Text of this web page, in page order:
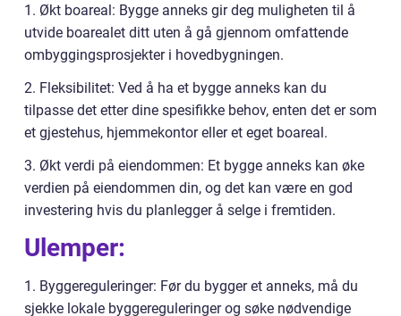
1. Økt boareal: Bygge anneks gir deg muligheten til å
utvide boarealet ditt uten å gå gjennom omfattende
ombyggingsprosjekter i hovedbygningen.
2. Fleksibilitet: Ved å ha et bygge anneks kan du
tilpasse det etter dine spesifikke behov, enten det er som
et gjestehus, hjemmekontor eller et eget boareal.
3. Økt verdi på eiendommen: Et bygge anneks kan øke
verdien på eiendommen din, og det kan være en god
investering hvis du planlegger å selge i fremtiden.
Ulemper:
1. Byggereguleringer: Før du bygger et anneks, må du
sjekke lokale byggereguleringer og søke nødvendige